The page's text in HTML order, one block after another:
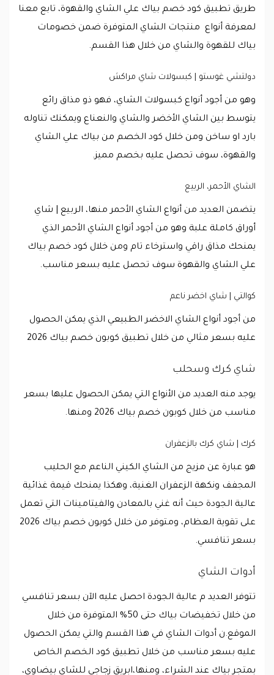
طريق تطبيق كود خصم بياك علي الشاي والقهوة، تابع معنا
لمعرفة أنواع منتجات الشاي المتوفرة ضمن خصومات
بياك للقهوة والشاي من خلال هذا القسم.
دولتشي غوستو | كبسولات شاي مراكش
وهو من أجود أنواع كبسولات الشاي، فهو ذو مذاق رائع
يتوسط بين الشاي الأخضر والشاي والنعناع ويمكنك تناوله
بارد او ساخن ومن خلال كود الخصم من بياك علي الشاي
والقهوة، سوف تحصل عليه بخصم مميز.
الشاي الأحمر، الربيع
يتضمن العديد من أنواع الشاي الأحمر منها، الربيع | شاي
أوراق كاملة علبة وهو من أجود أنواع الشاي الأحمر الذي
يمنحك مذاق راقي واسترخاء تام ومن خلال كود خصم بياك
علي الشاي والقهوة سوف تحصل عليه بسعر مناسب.
كوالتي | شاي اخضر ناعم
من أجود أنواع الشاي الاخضر الطبيعي الذي يمكن الحصول
عليه بسعر مثالي من خلال تطبيق كوبون خصم بياك 2026
شاي كرك وسحلب
يوجد منه العديد من الأنواع التي يمكن الحصول عليها بسعر
مناسب من خلال كوبون خصم بياك 2026 ومنها.
كرك | شاي كرك بالزعفران
هو عبارة عن مزيج من الشاي الكيني الناعم مع الحليب
المجفف ونكهة الزعفران الغنية، وهكذا يمنحك قيمة غذائية
عالية الجودة حيث أنه غني بالمعادن والفيتامينات التي تعمل
على تقوية العظام، ومتوفر من خلال كوبون خصم بياك 2026
بسعر تنافسي.
أدوات الشاي
تتوفر العديد م عالية الجودة احصل عليه الآن بسعر تنافسي
من خلال تخفيضات بياك حتى 50% المتوفرة من خلال
الموقع.ن أدوات الشاي في هذا القسم والتي يمكن الحصول
عليه بسعر مناسب من خلال تطبيق كود الخصم الخاص
بمتجر بياك عند الشراء، ومنها،ابريق زجاجي للشاي بيضاوي،